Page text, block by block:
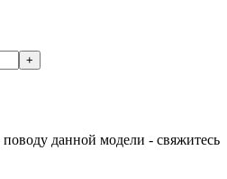
+
данной модели - свяжитесь